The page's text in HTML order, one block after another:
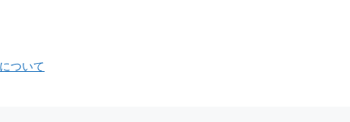
ついて